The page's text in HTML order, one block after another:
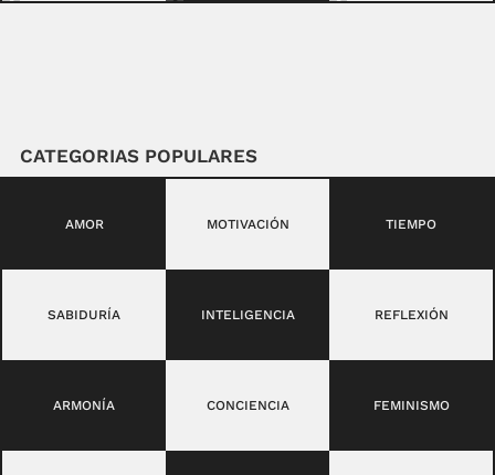
CATEGORIAS POPULARES
AMOR MOTIVACIÓN TIEMPO
SABIDURÍA INTELIGENCIA REFLEXIÓN
ARMONÍA CONCIENCIA FEMINISMO